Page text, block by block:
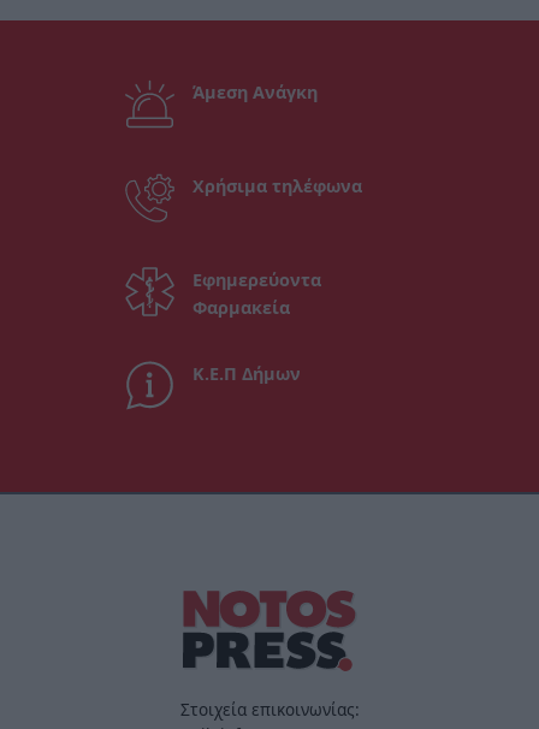
Άμεση Ανάγκη
Χρήσιμα τηλέφωνα
Εφημερεύοντα
Φαρμακεία
Κ.Ε.Π Δήμων
Στοιχεία επικοινωνίας: